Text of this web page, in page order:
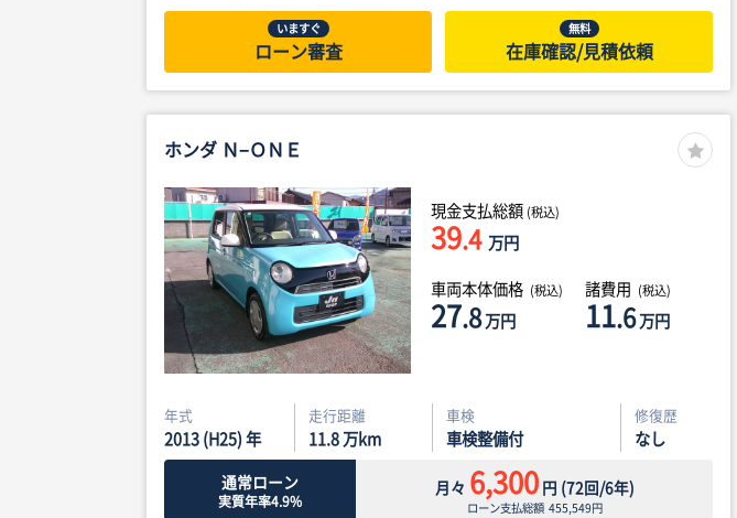
いますぐ
ローン審査
無料
在庫確認/見積依頼
ホンダ Ｎ−ＯＮＥ
現金支払総額 (税込)
39.4 万円
車両本体価格 (税込)
27.8万円
諸費用 (税込)
11.6万円
年式
2013 (H25) 年
走行距離
11.8万km
車検
車検整備付
修復歴
なし
通常ローン
実質年率4.9%
月々 6,300円 (72回/6年)
ローン支払総額 455,549円